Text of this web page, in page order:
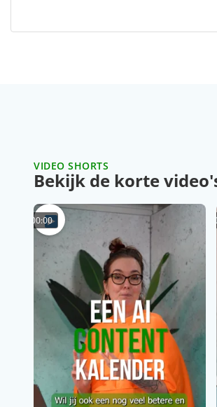
VIDEO SHORTS
Bekijk de korte
00:00